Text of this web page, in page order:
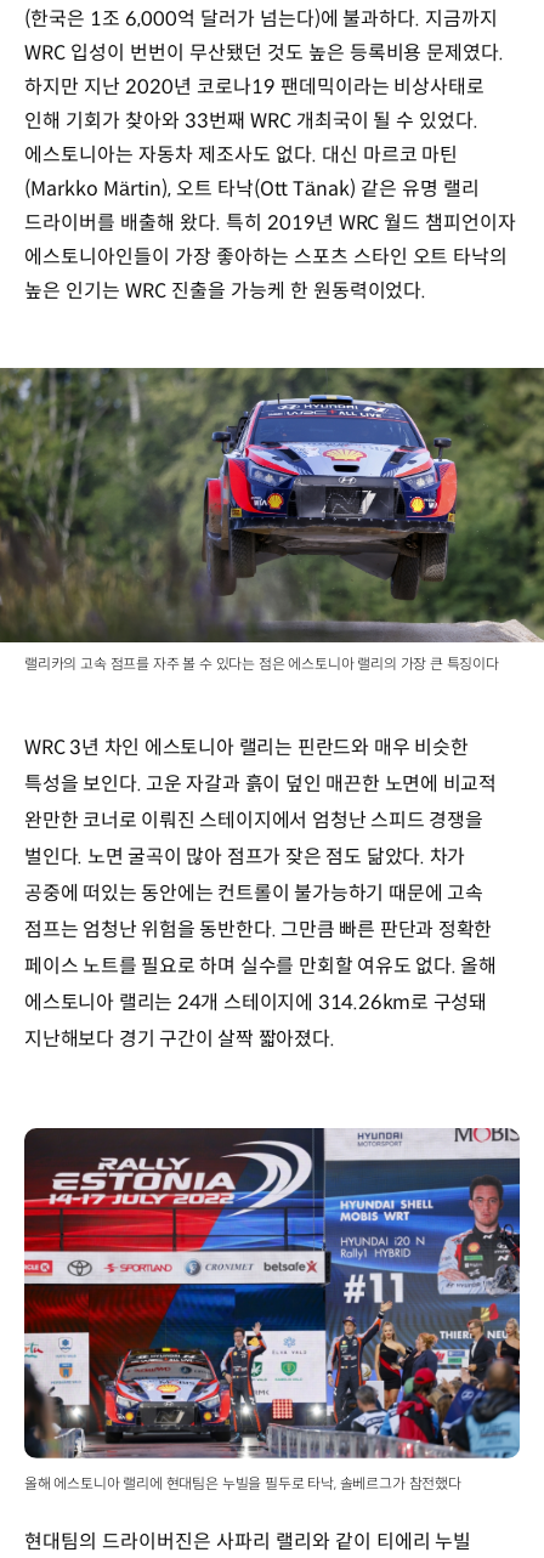
(한국은 1조 6,000억 달러가 넘는다)에 불과하다. 지금까지
WRC 입성이 번번이 무산됐던 것도 높은 등록비용 문제였다.
하지만 지난 2020년 코로나19 팬데믹이라는 비상사태로
인해 기회가 찾아와 33번째 WRC 개최국이 될 수 있었다.
에스토니아는 자동차 제조사도 없다. 대신 마르코 마틴
(Markko Märtin), 오트 타낙(Ott Tänak) 같은 유명 랠리
드라이버를 배출해 왔다. 특히 2019년 WRC 월드 챔피언이자
에스토니아인들이 가장 좋아하는 스포츠 스타인 오트 타낙의
높은 인기는 WRC 진출을 가능케 한 원동력이었다.
랠리카의 고속 점프를 자주 볼 수 있다는 점은 에스토니아 랠리의 가장 큰 특징이다
WRC 3년 차인 에스토니아 랠리는 핀란드와 매우 비슷한
특성을 보인다. 고운 자갈과 흙이 덮인 매끈한 노면에 비교적
완만한 코너로 이뤄진 스테이지에서 엄청난 스피드 경쟁을
벌인다. 노면 굴곡이 많아 점프가 잦은 점도 닮았다. 차가
공중에 떠있는 동안에는 컨트롤이 불가능하기 때문에 고속
점프는 엄청난 위험을 동반한다. 그만큼 빠른 판단과 정확한
페이스 노트를 필요로 하며 실수를 만회할 여유도 없다. 올해
에스토니아 랠리는 24개 스테이지에 314.26km로 구성돼
지난해보다 경기 구간이 살짝 짧아졌다.
올해 에스토니아 랠리에 현대팀은 누빌을 필두로 타낙, 솔베르그가 참전했다
현대팀의 드라이버진은 사파리 랠리와 같이 티에리 누빌